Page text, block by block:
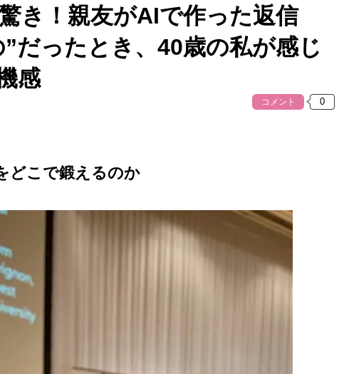
き！親友がAIで作った返信
だったとき、40歳の私が感じ
感
コメント
どこで鍛えるのか